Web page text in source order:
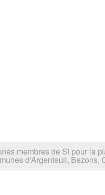
membres de SI pour la
d'Argenteuil, Bezons,